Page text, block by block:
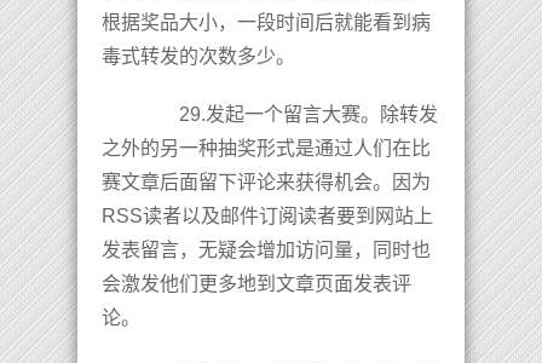
根据奖品大小，一段时间后就能看到病
毒式转发的次数多少。
29.发起一个留言大赛。除转发
之外的另一种抽奖形式是通过人们在比
赛文章后面留下评论来获得机会。因为
RSS读者以及邮件订阅读者要到网站上
发表留言，无疑会增加访问量，同时也
会激发他们更多地到文章页面发表评
论。